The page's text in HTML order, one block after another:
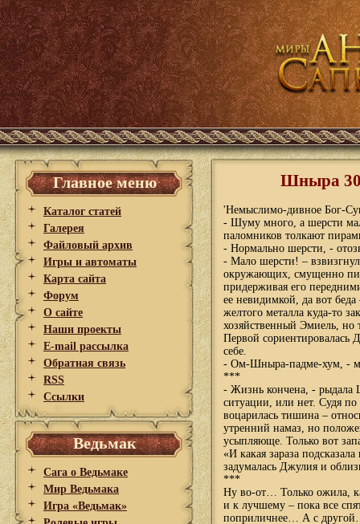
Главное меню
Каталог статей
Галерея
Файловый архив
Игры и автоматы
Карта сайта
Форум
О сайте
Наши проекты
E-mail рассылка
Обратная связь
RSS
Ссылки
Ведьмак
Сага о Ведьмаке
Мир Ведьмака
Игра «Ведьмак»
Шныра 30
'Немыслимо-дивное Бог-
- Шуму много, а шерсти
паломников толкают
- Нормально шерсти, -
- Мало шерсти! –
окружающих, смущенно
придерживая его
ее невидимкой, да вот беда
желтого металла куда-то
хозяйственный Эмиель, но
Первой сориентировалась
себе.
- Ом-Шныра-падме-хум, -
***
- Жизнь кончена, - рыдала
ситуации, или нет. Судя
воцарилась тишина –
утренний намаз, но
усыпляюще. Только вот
«И какая зараза
задумалась Джулия и
***
Ну во-от… Только ожила,
и к лучшему – пока все
поприличнее… А с